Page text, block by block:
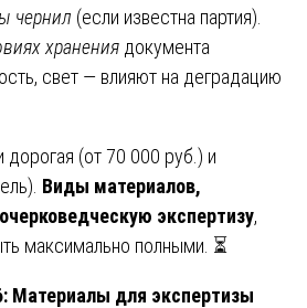
чернил (если известна партия).
хранения документа
свет — влияют на деградацию
дорогая (от 70 000 руб.) и
Виды материалов,
экспертизу,
максимально полными. ⏳
Материалы для экспертизы